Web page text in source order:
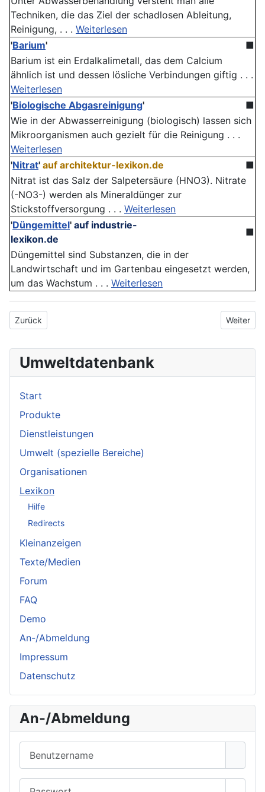
Techniken, die das Ziel der schadlosen Ableitung,
Reinigung, . . . Weiterlesen
'Barium'
■
Barium ist ein Erdalkalimetall, das dem Calcium
ähnlich ist und dessen lösliche Verbindungen giftig . . .
Weiterlesen
'Biologische Abgasreinigung'
■
Wie in der Abwasserreinigung (biologisch) lassen sich
Mikroorganismen auch gezielt für die Reinigung . . .
Weiterlesen
'Nitrat' auf architektur-lexikon.de
■
Nitrat ist das Salz der Salpetersäure (HNO3). Nitrate
(-NO3-) werden als Mineraldünger zur
Stickstoffversorgung . . . Weiterlesen
'Düngemittel' auf industrie-
lexikon.de
■
Düngemittel sind Substanzen, die in der
Landwirtschaft und im Gartenbau eingesetzt werden,
um das Wachstum . . . Weiterlesen
Vorheriger Beitrag: Nährstoffangebot
Zurück Nächster
Weiter
Umweltdatenbank
Start
Produkte
Dienstleistungen
Umwelt (spezielle Bereiche)
Organisationen
Lexikon
Hilfe
Redirects
Kleinanzeigen
Texte/Medien
Forum
FAQ
Demo
An-/Abmeldung
Impressum
Datenschutz
An-/Abmeldung